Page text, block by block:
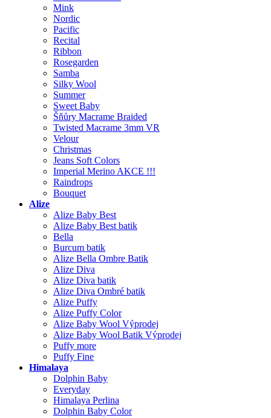
Mink
Nordic
Pacific
Recital
Ribbon
Rosegarden
Samba
Silky Wool
Summer
Sweet Baby
Šňůry Macrame Braided
Twisted Macrame 3mm VR
Velour
Christmas
Jeans Soft Colors
Imperial Merino AKCE !!!
Raindrops
Bouquet
Alize
Alize Baby Best
Alize Baby Best batik
Bella
Burcum batik
Alize Bella Ombre Batik
Alize Diva
Alize Diva batik
Alize Diva Ombré batik
Alize Puffy
Alize Puffy Color
Alize Baby Wool Výprodej
Alize Baby Wool Batik Výprodej
Puffy more
Puffy Fine
Himalaya
Dolphin Baby
Everyday
Himalaya Perlina
Dolphin Baby Color